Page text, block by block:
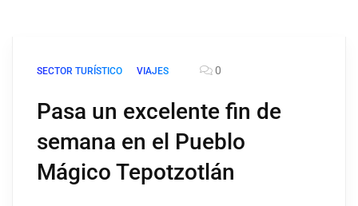
SECTOR TURÍSTICO VIAJES 0
Pasa un excelente fin de
semana en el Pueblo
Mágico Tepotzotlán